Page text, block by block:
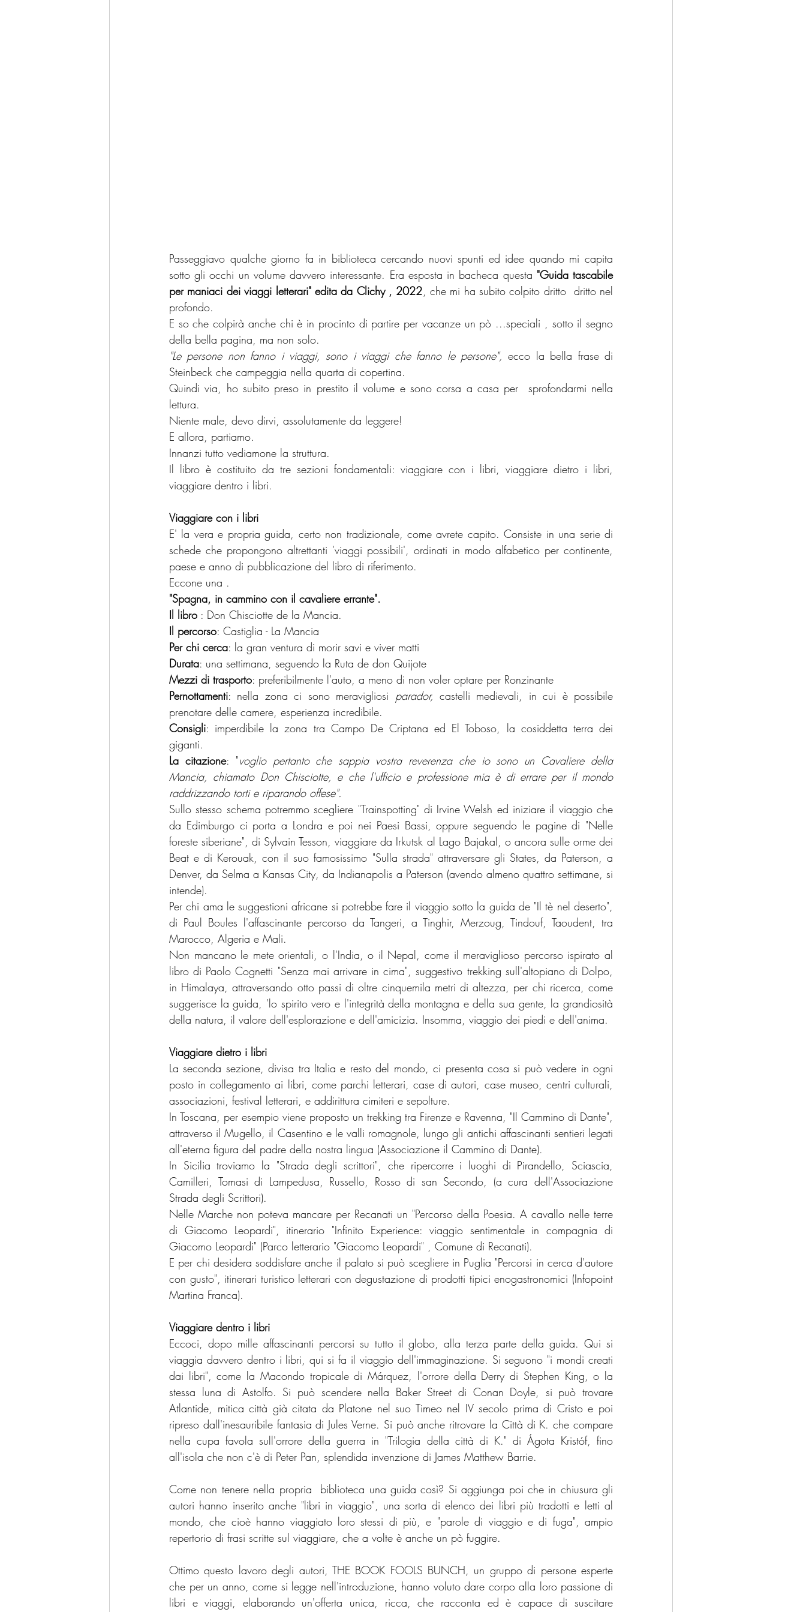
Passeggiavo qualche giorno fa in biblioteca cercando nuovi spunti ed idee quando mi capita
sotto gli occhi un volume davvero interessante. Era esposta in bacheca questa "Guida tascabile
per maniaci dei viaggi letterari" edita da Clichy , 2022, che mi ha subito colpito dritto  dritto nel
profondo.
E so che colpirà anche chi è in procinto di partire per vacanze un pò ...speciali , sotto il segno
della bella pagina, ma non solo.
"Le persone non fanno i viaggi, sono i viaggi che fanno le persone", ecco la bella frase di
Steinbeck che campeggia nella quarta di copertina.
Quindi via, ho subito preso in prestito il volume e sono corsa a casa per  sprofondarmi nella
lettura.
Niente male, devo dirvi, assolutamente da leggere!
E allora, partiamo.
Innanzi tutto vediamone la struttura.
Il libro è costituito da tre sezioni fondamentali: viaggiare con i libri, viaggiare dietro i libri,
viaggiare dentro i libri.
Viaggiare con i libri
E' la vera e propria guida, certo non tradizionale, come avrete capito. Consiste in una serie di
schede che propongono altrettanti 'viaggi possibili', ordinati in modo alfabetico per continente,
paese e anno di pubblicazione del libro di riferimento.
Eccone una .
"Spagna, in cammino con il cavaliere errante".
Il libro : Don Chisciotte de la Mancia.
Il percorso: Castiglia - La Mancia
Per chi cerca: la gran ventura di morir savi e viver matti
Durata: una settimana, seguendo la Ruta de don Quijote
Mezzi di trasporto: preferibilmente l'auto, a meno di non voler optare per Ronzinante
Pernottamenti: nella zona ci sono meravigliosi parador, castelli medievali, in cui è possibile
prenotare delle camere, esperienza incredibile.
Consigli: imperdibile la zona tra Campo De Criptana ed El Toboso, la cosiddetta terra dei
giganti.
La citazione: "voglio pertanto che sappia vostra reverenza che io sono un Cavaliere della
Mancia, chiamato Don Chisciotte, e che l'ufficio e professione mia è di errare per il mondo
raddrizzando torti e riparando offese".
Sullo stesso schema potremmo scegliere "Trainspotting" di Irvine Welsh ed iniziare il viaggio che
da Edimburgo ci porta a Londra e poi nei Paesi Bassi, oppure seguendo le pagine di "Nelle
foreste siberiane", di Sylvain Tesson, viaggiare da Irkutsk al Lago Bajakal, o ancora sulle orme dei
Beat e di Kerouak, con il suo famosissimo "Sulla strada" attraversare gli States, da Paterson, a
Denver, da Selma a Kansas City, da Indianapolis a Paterson (avendo almeno quattro settimane, si
intende).
Per chi ama le suggestioni africane si potrebbe fare il viaggio sotto la guida de "Il tè nel deserto",
di Paul Boules l'affascinante percorso da Tangeri, a Tinghir, Merzoug, Tindouf, Taoudent, tra
Marocco, Algeria e Mali.
Non mancano le mete orientali, o l'India, o il Nepal, come il meraviglioso percorso ispirato al
libro di Paolo Cognetti "Senza mai arrivare in cima", suggestivo trekking sull'altopiano di Dolpo,
in Himalaya, attraversando otto passi di oltre cinquemila metri di altezza, per chi ricerca, come
suggerisce la guida, 'lo spirito vero e l'integrità della montagna e della sua gente, la grandiosità
della natura, il valore dell'esplorazione e dell'amicizia. Insomma, viaggio dei piedi e dell'anima.
Viaggiare dietro i libri
La seconda sezione, divisa tra Italia e resto del mondo, ci presenta cosa si può vedere in ogni
posto in collegamento ai libri, come parchi letterari, case di autori, case museo, centri culturali,
associazioni, festival letterari, e addirittura cimiteri e sepolture.
In Toscana, per esempio viene proposto un trekking tra Firenze e Ravenna, "Il Cammino di Dante",
attraverso il Mugello, il Casentino e le valli romagnole, lungo gli antichi affascinanti sentieri legati
all'eterna figura del padre della nostra lingua (Associazione il Cammino di Dante).
In Sicilia troviamo la "Strada degli scrittori", che ripercorre i luoghi di Pirandello, Sciascia,
Camilleri, Tomasi di Lampedusa, Russello, Rosso di san Secondo, (a cura dell'Associazione
Strada degli Scrittori).
Nelle Marche non poteva mancare per Recanati un "Percorso della Poesia. A cavallo nelle terre
di Giacomo Leopardi", itinerario "Infinito Experience: viaggio sentimentale in compagnia di
Giacomo Leopardi" (Parco letterario "Giacomo Leopardi" , Comune di Recanati).
E per chi desidera soddisfare anche il palato si può scegliere in Puglia "Percorsi in cerca d'autore
con gusto", itinerari turistico letterari con degustazione di prodotti tipici enogastronomici (Infopoint
Martina Franca).
Viaggiare dentro i libri
Eccoci, dopo mille affascinanti percorsi su tutto il globo, alla terza parte della guida. Qui si
viaggia davvero dentro i libri, qui si fa il viaggio dell'immaginazione. Si seguono "i mondi creati
dai libri", come la Macondo tropicale di Márquez, l'orrore della Derry di Stephen King, o la
stessa luna di Astolfo. Si può scendere nella Baker Street di Conan Doyle, si può trovare
Atlantide, mitica città già citata da Platone nel suo Timeo nel IV secolo prima di Cristo e poi
ripreso dall'inesauribile fantasia di Jules Verne. Si può anche ritrovare la Città di K. che compare
nella cupa favola sull'orrore della guerra in "Trilogia della città di K." di Ágota Kristóf, fino
all'isola che non c'è di Peter Pan, splendida invenzione di James Matthew Barrie.
Come non tenere nella propria  biblioteca una guida così? Si aggiunga poi che in chiusura gli
autori hanno inserito anche "libri in viaggio", una sorta di elenco dei libri più tradotti e letti al
mondo, che cioè hanno viaggiato loro stessi di più, e "parole di viaggio e di fuga", ampio
repertorio di frasi scritte sul viaggiare, che a volte è anche un pò fuggire.
Ottimo questo lavoro degli autori, THE BOOK FOOLS BUNCH, un gruppo di persone esperte
che per un anno, come si legge nell'introduzione, hanno voluto dare corpo alla loro passione di
libri e viaggi, elaborando un'offerta unica, ricca, che racconta ed è capace di suscitare